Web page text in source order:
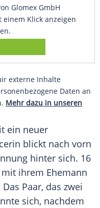
Glomex GmbH
Klick anzeigen
externe Inhalte
Daten an
Mehr dazu in unseren
ein neuer
blickt nach vorn
hinter sich. 16
mit ihrem Ehemann
Paar, das zwei
sich, nachdem